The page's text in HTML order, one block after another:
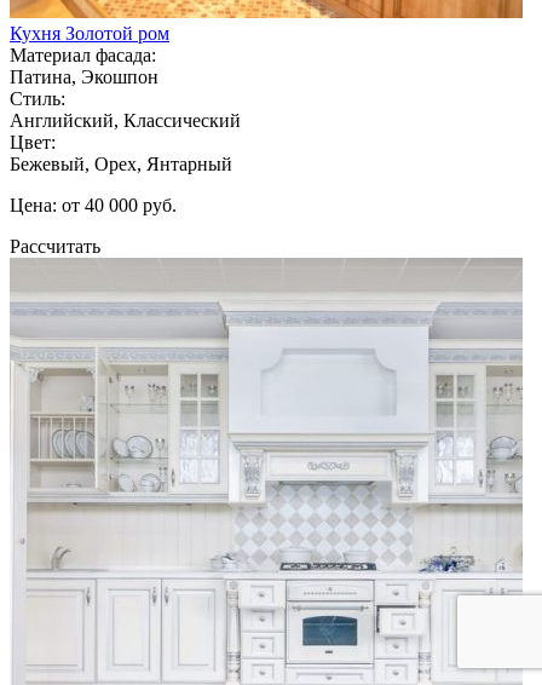
Кухня Золотой ром
Материал фасада:
Патина, Экошпон
Стиль:
Английский, Классический
Цвет:
Бежевый, Орех, Янтарный
Цена: от 40 000 руб.
Рассчитать